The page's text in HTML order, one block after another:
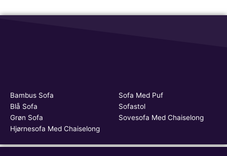
Bambus Sofa
Blå Sofa
Grøn Sofa
Hjørnesofa Med Chaiselong
Sofa Med Puf
Sofastol
Sovesofa Med Chaiselong